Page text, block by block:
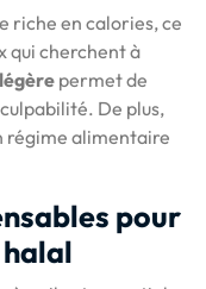
riche en calories, ce
qui cherchent à
légère permet de
De plus,
régime alimentaire
pour